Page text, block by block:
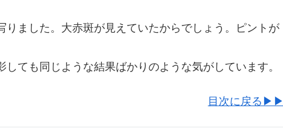
ました。大赤斑が見えていたからでしょう。ピントが
ても同じような結果ばかりのような気がしています。
目次に戻る▶▶